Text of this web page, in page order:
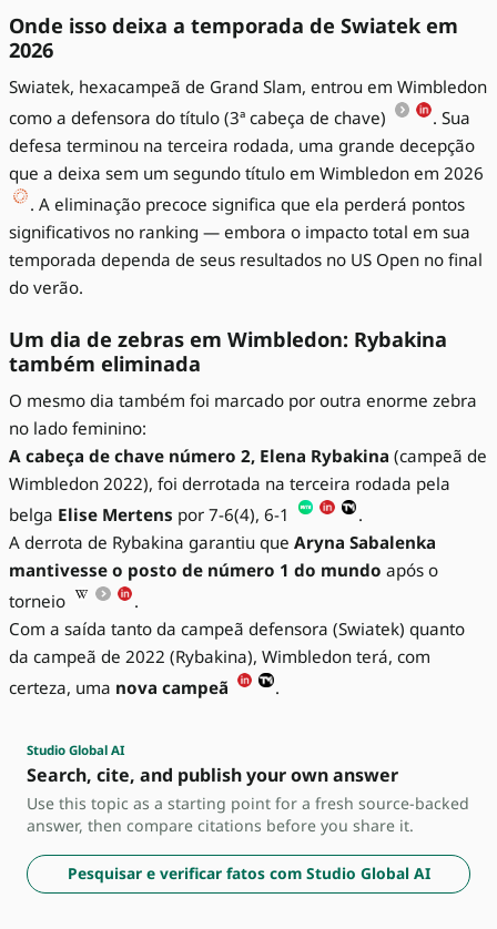
Onde isso deixa a temporada de Swiatek em
2026
Swiatek, hexacampeã de Grand Slam, entrou em Wimbledon
como a defensora do título (3ª cabeça de chave)
. Sua
defesa terminou na terceira rodada, uma grande decepção
que a deixa sem um segundo título em Wimbledon em 2026
. A eliminação precoce significa que ela perderá pontos
significativos no ranking — embora o impacto total em sua
temporada dependa de seus resultados no US Open no final
do verão.
Um dia de zebras em Wimbledon: Rybakina
também eliminada
O mesmo dia também foi marcado por outra enorme zebra
no lado feminino:
A cabeça de chave número 2, Elena Rybakina (campeã de
Wimbledon 2022), foi derrotada na terceira rodada pela
belga Elise Mertens por 7-6(4), 6-1
.
A derrota de Rybakina garantiu que Aryna Sabalenka
mantivesse o posto de número 1 do mundo após o
torneio
.
Com a saída tanto da campeã defensora (Swiatek) quanto
da campeã de 2022 (Rybakina), Wimbledon terá, com
certeza, uma nova campeã .
Studio Global AI
Search, cite, and publish your own answer
Use this topic as a starting point for a fresh source-backed
answer, then compare citations before you share it.
Pesquisar e verificar fatos com Studio Global AI